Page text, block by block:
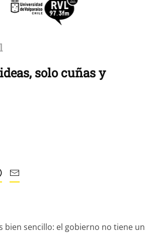
solo cuñas y
bien sencillo: el gobierno no tiene un